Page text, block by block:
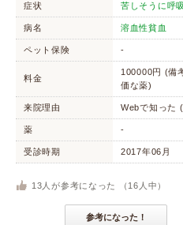
症状 苦しそうに呼
病名 溶血性貧血
ペット保険 -
料金
100000円 (備
価な薬)
来院理由 Webで知った
薬 -
受診時期 2017年06月
13 人が参考になった （ 16 人中）
参考になった！